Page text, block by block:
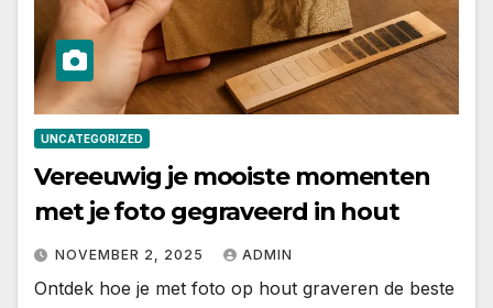
UNCATEGORIZED
Vereeuwig je mooiste momenten
met je foto gegraveerd in hout
NOVEMBER 2, 2025 ADMIN
Ontdek hoe je met foto op hout graveren de beste